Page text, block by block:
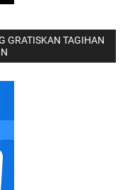
GRATISKAN TAGIHAN